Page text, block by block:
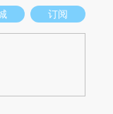
观点和立场。推荐点击链
订阅